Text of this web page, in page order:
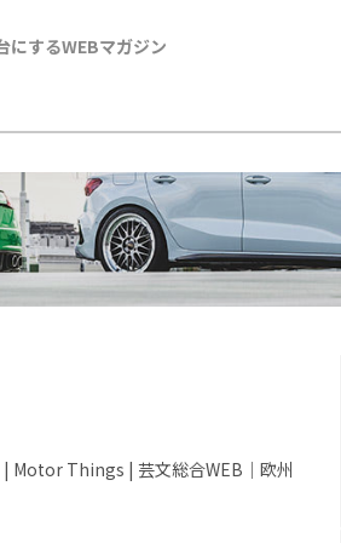
Motor Things | 芸文総合WEB｜欧州